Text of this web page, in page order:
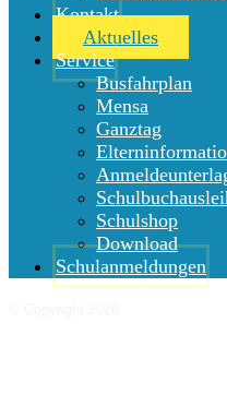
Kontakt
Aktuelles
Service
Busfahrplan
Mensa
Ganztag
Schulshop
Download
Schulanmeldungen